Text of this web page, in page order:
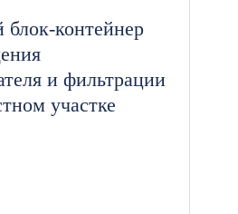
контейнер
и фильтрации
участке